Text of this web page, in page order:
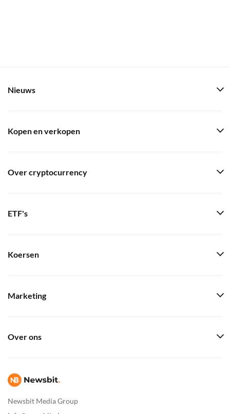
Newsbit Media Group
Nieuws
Kopen en verkopen
Over cryptocurrency
ETF's
Koersen
Marketing
Over ons